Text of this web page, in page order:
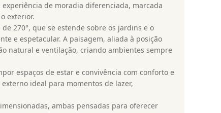
de moradia diferenciada, marcada
exterior.
270°, que se estende sobre os jardins e o
e espetacular. A paisagem, aliada à posição
natural e ventilação, criando ambientes sempre
espaços de estar e convivência com conforto e
ideal para momentos de lazer,
ambas pensadas para oferecer